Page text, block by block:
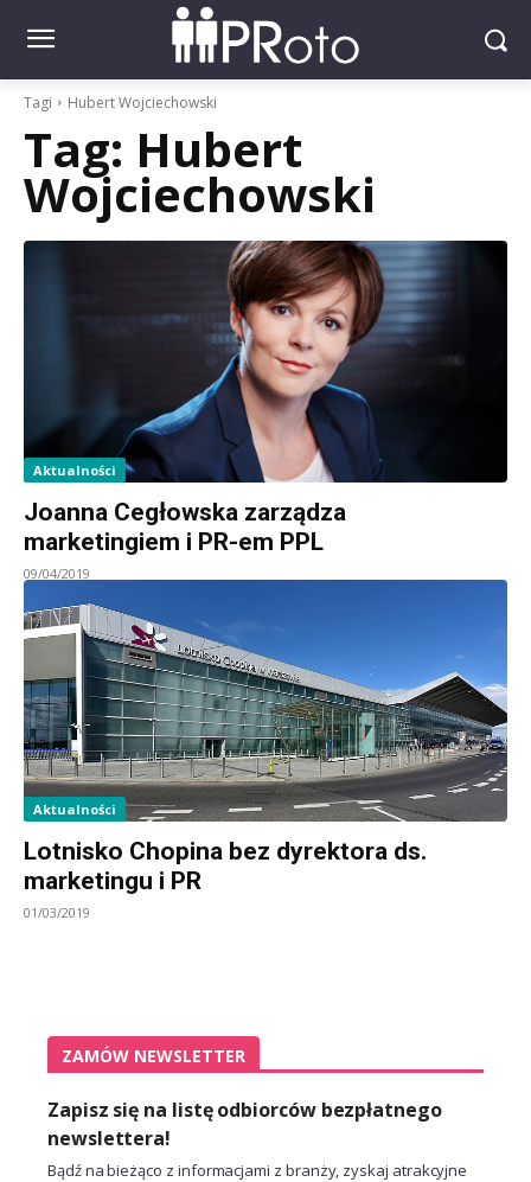
Tagi Hubert Wojciechowski
Tag: Hubert
Wojciechowski
Aktualności
Joanna Cegłowska zarządza
marketingiem i PR-em PPL
09/04/2019
Aktualności
Lotnisko Chopina bez dyrektora ds.
marketingu i PR
01/03/2019
ZAMÓW NEWSLETTER
Zapisz się na listę odbiorców bezpłatnego
newslettera!
Bądź na bieżąco z informacjami z branży, zyskaj atrakcyjne